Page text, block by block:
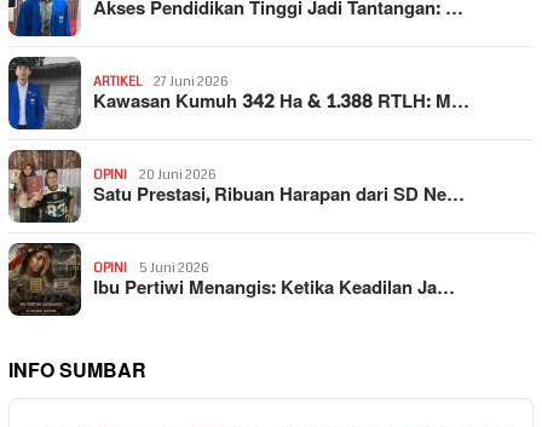
Akses Pendidikan Tinggi Jadi Tantangan: …
ARTIKEL 27 Juni 2026
Kawasan Kumuh 342 Ha & 1.388 RTLH: M…
OPINI 20 Juni 2026
Satu Prestasi, Ribuan Harapan dari SD Ne…
OPINI 5 Juni 2026
Ibu Pertiwi Menangis: Ketika Keadilan Ja…
INFO SUMBAR